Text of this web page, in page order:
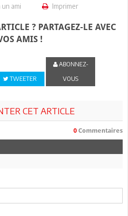
un ami Imprimer
? PARTAGEZ-LE AVEC
AMIS !
TWEETER
ABONNEZ-
VOUS
CET ARTICLE
0 Commentaires